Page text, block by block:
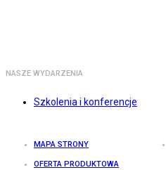
NASZE WYDARZENIA
Szkolenia i konferencje
MAPA STRONY
OFERTA PRODUKTOWA